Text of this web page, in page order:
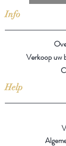
Info
Verkoop uw
Help